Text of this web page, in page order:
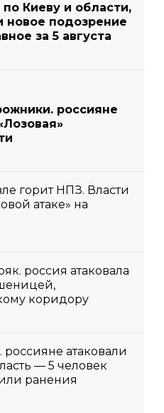
Киеву и области,
подозрение
за 5 августа
россияне
горит НПЗ. Власти
атаке» на
россия атаковала
коридору
атаковали
— 5 человек
ранения